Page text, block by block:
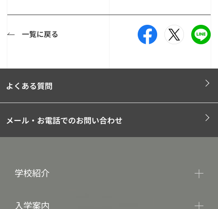
一覧に戻る
よくある質問
メール・お電話でのお問い合わせ
学校紹介
入学案内